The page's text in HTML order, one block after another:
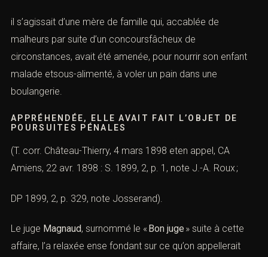
il s’agissait d’une mère de famille qui, accablée de
malheurs par suite d’un concoursfâcheux de
circonstances, avait été amenée, pour nourrir son enfant
malade etsous-alimenté, à voler un pain dans une
boulangerie.
APPRÉHENDÉE, ELLE AVAIT FAIT L’OBJET DE
POURSUITES PÉNALES
(T. corr. Château-Thierry, 4 mars 1898 eten appel, CA
Amiens, 22 avr. 1898 : S. 1899, 2, p. 1, note J.-A. Roux ;
DP 1899, 2, p. 329, note Josserand).
Le juge Magnaud, surnommé le « Bon juge » suite à cette
affaire, l’a relaxée ense fondant sur ce qu’on appellerait